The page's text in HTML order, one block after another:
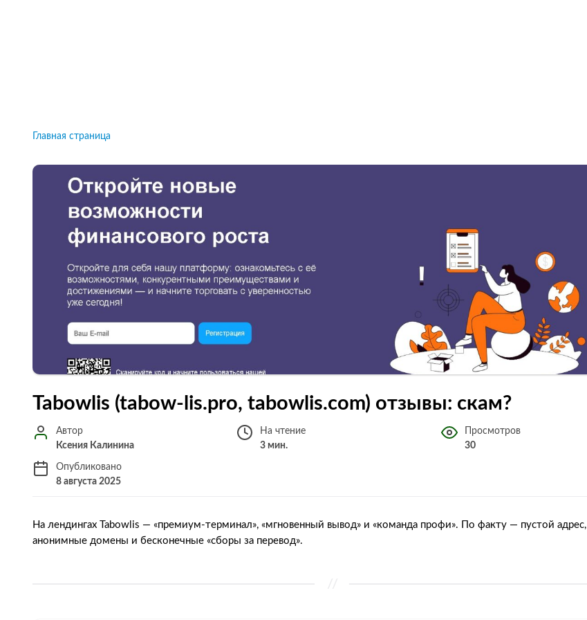
Главная страница
Tabowlis (tabow-lis.pro, tabowlis.com) отзывы: скам?
Автор
Ксения Калинина
На чтение
3 мин.
Просмотров
30
Опубликовано
8 августа 2025
На лендингах Tabowlis — «премиум-терминал», «мгновенный вывод» и «команда профи». По факту — пустой адрес,
анонимные домены и бесконечные «сборы за перевод».